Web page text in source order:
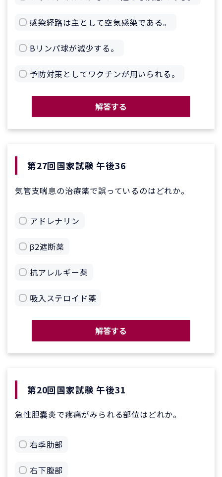
感染経路は主として空気感染である。
Bリンパ球が減少する。
予防対策としてワクチンが用いられる。
解答する
第27回国家試験 午後36
気管支喘息の治療薬で誤っているのはどれか。
アドレナリン
β2遮断薬
抗アレルギー薬
吸入ステロイド薬
解答する
第20回国家試験 午後31
急性胆嚢炎で疼痛がみられる部位はどれか。
右季肋部
右下腹部